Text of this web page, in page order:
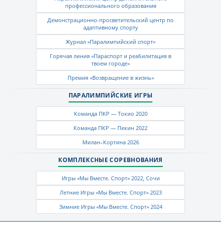
профессионального образования
Демонстрационно-просветительский центр по
адаптивному спорту
Журнал «Паралимпийский спорт»
Горячая линия «Параспорт и реабилитация в
твоем городе»
Премия «Возвращение в жизнь»
ПАРАЛИМПИЙСКИЕ ИГРЫ
Команда ПКР — Токио 2020
Команда ПКР — Пекин 2022
Милан–Кортина 2026
КОМПЛЕКСНЫЕ СОРЕВНОВАНИЯ
Игры «Мы Вместе. Спорт» 2022, Сочи
Летние Игры «Мы Вместе. Спорт» 2023
Зимние Игры «Мы Вместе. Спорт» 2024